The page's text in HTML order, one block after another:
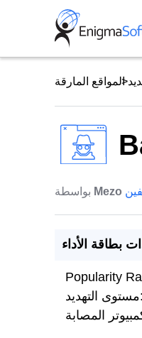
المواقع المارقة
Mezo
بطاقة الأداء
Popularity
مستوى التهديد: